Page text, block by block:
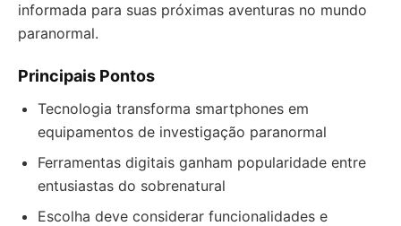
informada para suas próximas aventuras no mundo
paranormal.
Principais Pontos
Tecnologia transforma smartphones em
equipamentos de investigação paranormal
Ferramentas digitais ganham popularidade entre
entusiastas do sobrenatural
Escolha deve considerar funcionalidades e